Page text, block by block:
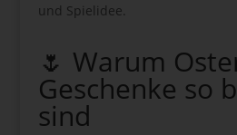
und Spielidee.
🌷 Warum
Geschenke so
sind